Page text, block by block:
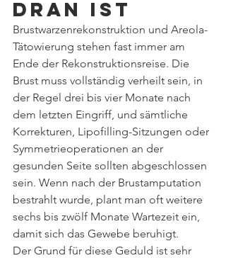
dran ist
Brustwarzenrekonstruktion und Areola-
Tätowierung stehen fast immer am
Ende der Rekonstruktionsreise. Die
Brust muss vollständig verheilt sein, in
der Regel drei bis vier Monate nach
dem letzten Eingriff, und sämtliche
Korrekturen, Lipofilling-Sitzungen oder
Symmetrieoperationen an der
gesunden Seite sollten abgeschlossen
sein. Wenn nach der Brustamputation
bestrahlt wurde, plant man oft weitere
sechs bis zwölf Monate Wartezeit ein,
damit sich das Gewebe beruhigt.
Der Grund für diese Geduld ist sehr